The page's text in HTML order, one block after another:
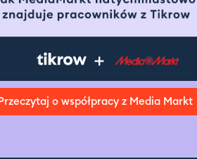
Przeczytaj o współpracy z Media Markt